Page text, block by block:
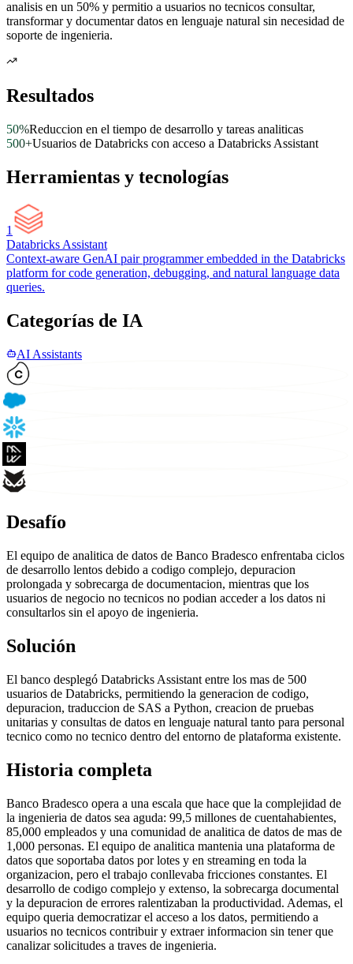
analisis en un 50% y permitio a usuarios no tecnicos consultar,
transformar y documentar datos en lenguaje natural sin necesidad de
soporte de ingenieria.
Resultados
50%Reduccion en el tiempo de desarrollo y tareas analiticas
500+Usuarios de Databricks con acceso a Databricks Assistant
Herramientas y tecnologías
1
Databricks Assistant
Context-aware GenAI pair programmer embedded in the Databricks
platform for code generation, debugging, and natural language data
queries.
Categorías de IA
AI Assistants
Desafío
El equipo de analitica de datos de Banco Bradesco enfrentaba ciclos
de desarrollo lentos debido a codigo complejo, depuracion
prolongada y sobrecarga de documentacion, mientras que los
usuarios de negocio no tecnicos no podian acceder a los datos ni
consultarlos sin el apoyo de ingenieria.
Solución
El banco desplegó Databricks Assistant entre los mas de 500
usuarios de Databricks, permitiendo la generacion de codigo,
depuracion, traduccion de SAS a Python, creacion de pruebas
unitarias y consultas de datos en lenguaje natural tanto para personal
tecnico como no tecnico dentro del entorno de plataforma existente.
Historia completa
Banco Bradesco opera a una escala que hace que la complejidad de
la ingenieria de datos sea aguda: 99,5 millones de cuentahabientes,
85,000 empleados y una comunidad de analitica de datos de mas de
1,000 personas. El equipo de analitica mantenia una plataforma de
datos que soportaba datos por lotes y en streaming en toda la
organizacion, pero el trabajo conllevaba fricciones constantes. El
desarrollo de codigo complejo y extenso, la sobrecarga documental
y la depuracion de errores ralentizaban la productividad. Ademas, el
equipo queria democratizar el acceso a los datos, permitiendo a
usuarios no tecnicos contribuir y extraer informacion sin tener que
canalizar solicitudes a traves de ingenieria.